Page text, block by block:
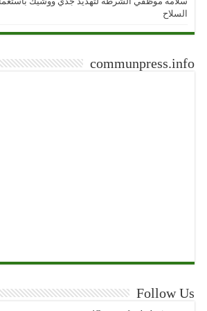
السلاح
communpress.info
Follow Us